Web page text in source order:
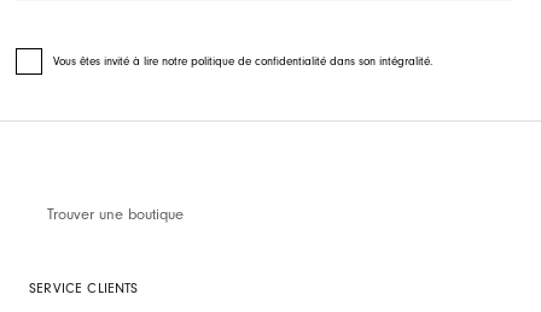
Vous êtes invité à lire notre politique de confidentialité dans son intégralité.
Trouver une boutique
SERVICE CLIENTS